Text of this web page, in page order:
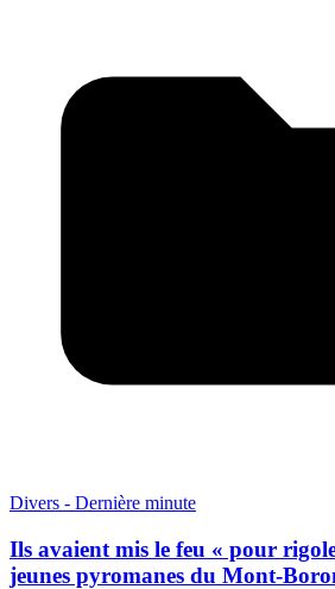
Divers - Dernière minute
Ils avaient mis le feu « pour
jeunes pyromanes du Mont-